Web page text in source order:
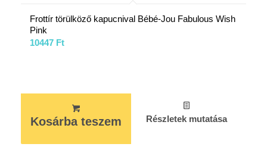
Frottír törülköző kapucnival Bébé-Jou Fabulous Wish
Pink
10447 Ft
Kosárba teszem Részletek mutatása